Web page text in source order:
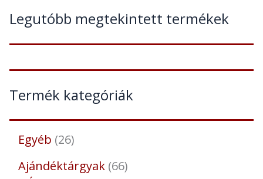
Legutóbb megtekintett termékek
Termék kategóriák
Egyéb 26
Ajándéktárgyak 66